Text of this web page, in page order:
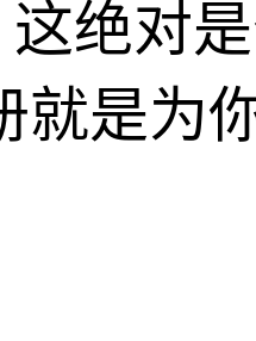
绝对
就是为